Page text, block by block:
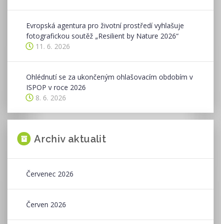
Evropská agentura pro životní prostředí vyhlašuje
fotografickou soutěž „Resilient by Nature 2026“
11. 6. 2026
Ohlédnutí se za ukončeným ohlašovacím obdobím v
ISPOP v roce 2026
8. 6. 2026
Archiv aktualit
Červenec 2026
Červen 2026